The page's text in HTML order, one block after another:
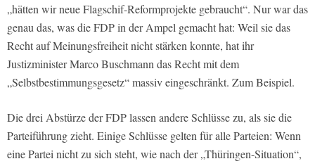
„hätten wir neue Flagschif-Reformprojekte gebraucht“. Nur war das
genau das, was die FDP in der Ampel gemacht hat: Weil sie das
Recht auf Meinungsfreiheit nicht stärken konnte, hat ihr
Justizminister Marco Buschmann das Recht mit dem
„Selbstbestimmungsgesetz“ massiv eingeschränkt. Zum Beispiel.
Die drei Abstürze der FDP lassen andere Schlüsse zu, als sie die
Parteiführung zieht. Einige Schlüsse gelten für alle Parteien: Wenn
eine Partei nicht zu sich steht, wie nach der „Thüringen-Situation“,